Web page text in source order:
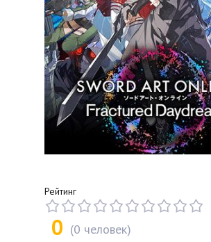
Рейтинг
0 (0 человек)